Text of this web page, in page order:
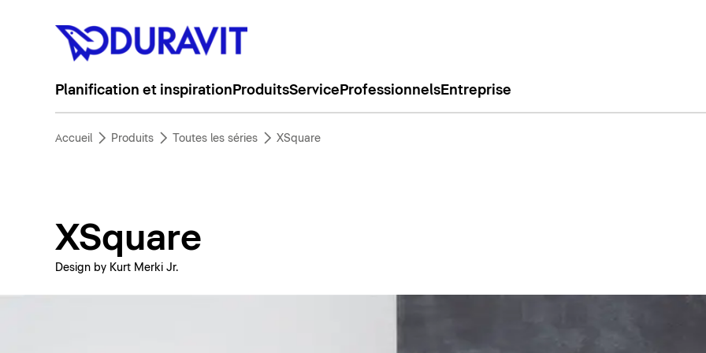
Planification et inspiration ProduitsService ProfessionnelsEntreprise
Accueil Produits Toutes les séries XSquare
XSquare
Design by Kurt Merki Jr.